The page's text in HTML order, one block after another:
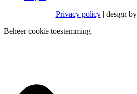
Privacy policy| design by
Beheer cookie toestemming